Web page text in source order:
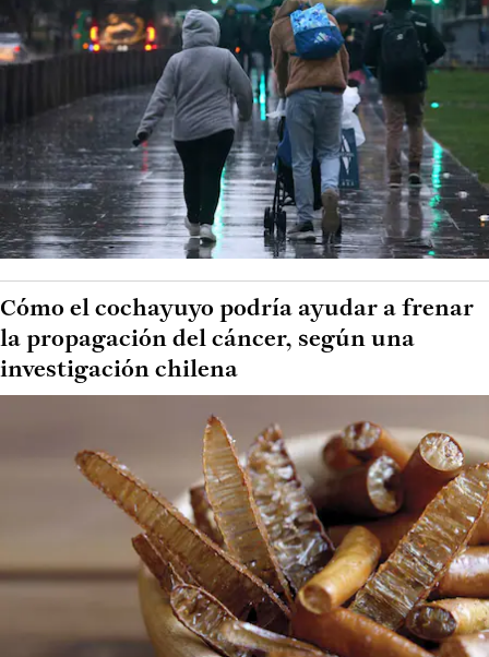
Cómo el cochayuyo podría ayudar a frenar
la propagación del cáncer, según una
investigación chilena